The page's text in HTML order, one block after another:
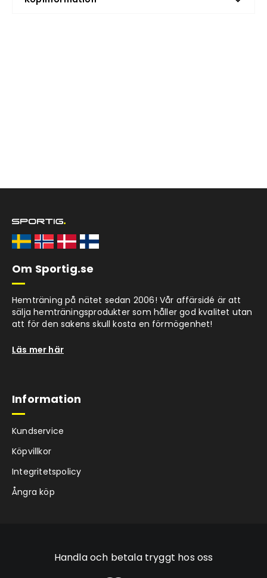
Om Sportig.se
Hemträning på nätet sedan 2006! Vår affärsidé är att
sälja hemträningsprodukter som håller god kvalitet utan
att för den sakens skull kosta en förmögenhet!
Läs mer här
Information
Kundservice
Köpvillkor
Integritetspolicy
Ångra köp
Handla och betala tryggt hos oss